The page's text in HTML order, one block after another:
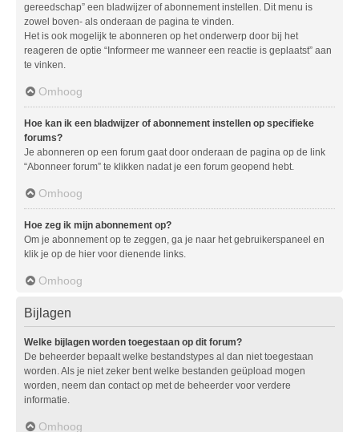
gereedschap” een bladwijzer of abonnement instellen. Dit menu is
zowel boven- als onderaan de pagina te vinden.
Het is ook mogelijk te abonneren op het onderwerp door bij het
reageren de optie “Informeer me wanneer een reactie is geplaatst” aan
te vinken.
Omhoog
Hoe kan ik een bladwijzer of abonnement instellen op specifieke
forums?
Je abonneren op een forum gaat door onderaan de pagina op de link
“Abonneer forum” te klikken nadat je een forum geopend hebt.
Omhoog
Hoe zeg ik mijn abonnement op?
Om je abonnement op te zeggen, ga je naar het gebruikerspaneel en
klik je op de hier voor dienende links.
Omhoog
Bijlagen
Welke bijlagen worden toegestaan op dit forum?
De beheerder bepaalt welke bestandstypes al dan niet toegestaan
worden. Als je niet zeker bent welke bestanden geüpload mogen
worden, neem dan contact op met de beheerder voor verdere
informatie.
Omhoog